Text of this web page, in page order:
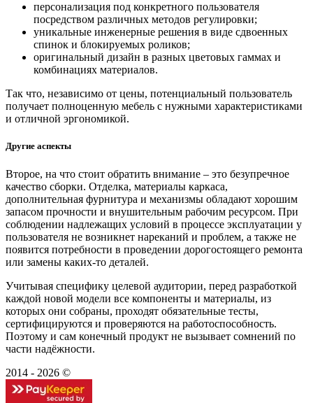
персонализация под конкретного пользователя
посредством различных методов регулировки;
уникальные инженерные решения в виде сдвоенных
спинок и блокируемых роликов;
оригинальный дизайн в разных цветовых гаммах и
комбинациях материалов.
Так что, независимо от цены, потенциальный пользователь
получает полноценную мебель с нужными характеристиками
и отличной эргономикой.
Другие аспекты
Второе, на что стоит обратить внимание – это безупречное
качество сборки. Отделка, материалы каркаса,
дополнительная фурнитура и механизмы обладают хорошим
запасом прочности и внушительным рабочим ресурсом. При
соблюдении надлежащих условий в процессе эксплуатации у
пользователя не возникнет нареканий и проблем, а также не
появится потребности в проведении дорогостоящего ремонта
или замены каких-то деталей.
Учитывая специфику целевой аудитории, перед разработкой
каждой новой модели все компоненты и материалы, из
которых они собраны, проходят обязательные тесты,
сертифицируются и проверяются на работоспособность.
Поэтому и сам конечный продукт не вызывает сомнений по
части надёжности.
2014 - 2026 ©